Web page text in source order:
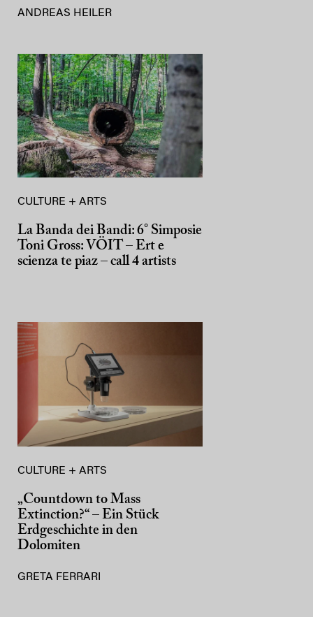
ANDREAS HEILER
CULTURE + ARTS
La Banda dei Bandi: 6° Simposie
Toni Gross: VÖIT – Ert e
scienza te piaz – call 4 artists
CULTURE + ARTS
„Countdown to Mass
Extinction?“ – Ein Stück
Erdgeschichte in den
Dolomiten
GRETA FERRARI